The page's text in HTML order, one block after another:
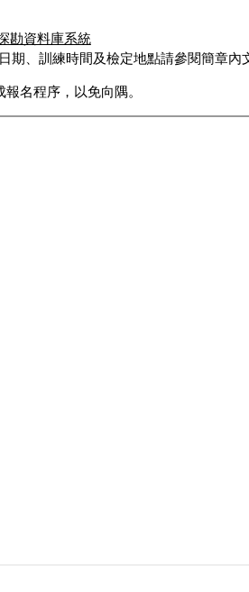
勘資料庫系統
、訓練時間及檢定地點請參閱簡章內
名程序，以免向隅。